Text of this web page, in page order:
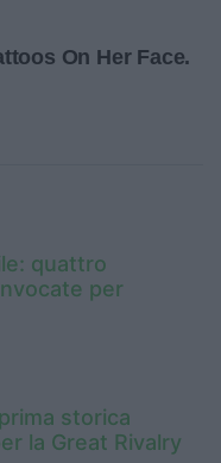
quattro
per
storica
la Great Rivalry